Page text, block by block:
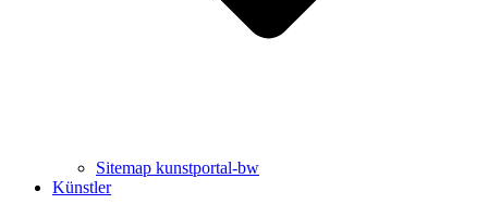
Sitemap kunstportal-bw
Künstler